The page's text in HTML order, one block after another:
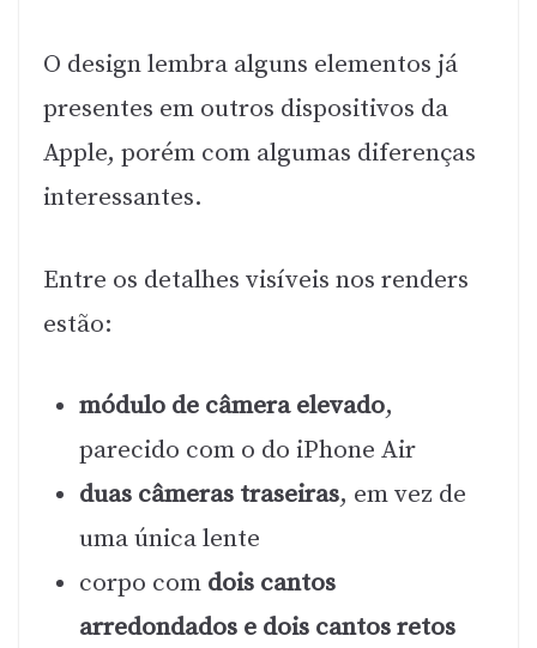
O design lembra alguns elementos já
presentes em outros dispositivos da
Apple, porém com algumas diferenças
interessantes.
Entre os detalhes visíveis nos renders
estão:
módulo de câmera elevado,
parecido com o do iPhone Air
duas câmeras traseiras, em vez de
uma única lente
corpo com dois cantos
arredondados e dois cantos retos